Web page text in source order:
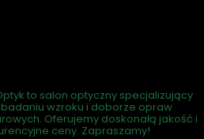
to salon optyczny specjalizujący
badaniu wzroku i doborze opraw
Oferujemy doskonałą jakość i
ceny. Zapraszamy!